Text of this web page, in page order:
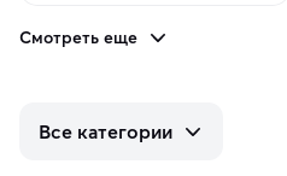
Смотреть еще
Все категории